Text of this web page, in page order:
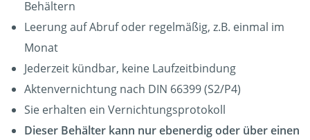
Behältern
Leerung auf Abruf oder regelmäßig, z.B. einmal im
Monat
Jederzeit kündbar, keine Laufzeitbindung
Aktenvernichtung nach DIN 66399 (S2/P4)
Sie erhalten ein Vernichtungsprotokoll
Dieser Behälter kann nur ebenerdig oder über einen